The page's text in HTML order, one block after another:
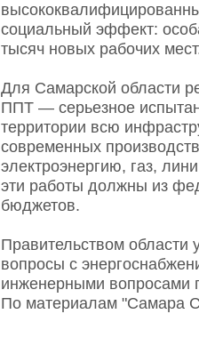
социальный эффект:
тысяч новых рабочих
Для Самарской области
ППТ — серьезное
территории всю
современных
электроэнергию, газ,
эти работы должны из
бюджетов.
Правительством
вопросы с
инженерными вопросами
По материалам "Самара